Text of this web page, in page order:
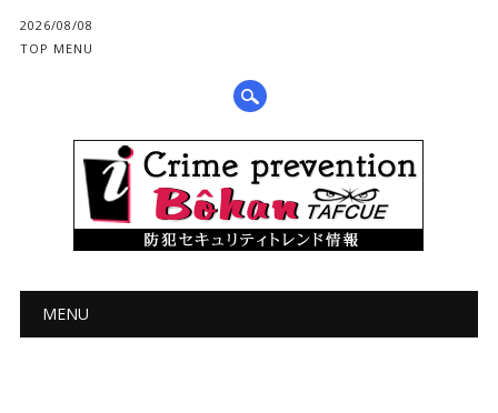
2026/08/08
TOP MENU
メインメニュー
MENU